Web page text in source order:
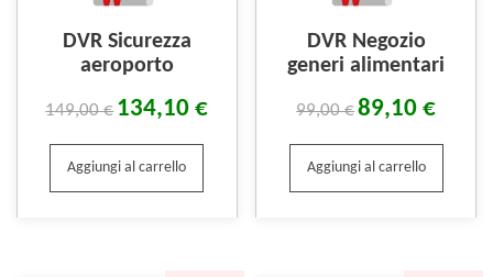
DVR Sicurezza
aeroporto
149,00€ 134,10€
Aggiungi al carrello
DVR Negozio
generi alimentari
99,00€89,10€
Aggiungi al carrello